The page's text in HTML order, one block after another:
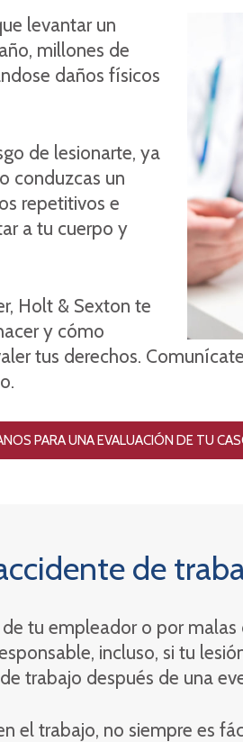
levantar un
millones de
daños físicos
de lesionarte, ya
conduzcas un
repetitivos e
a tu cuerpo y
Holt & Sexton te
y cómo
tus derechos.
PARA UNA EVALUACIÓN DE TU
de
tu empleador o por
incluso, si tu
trabajo después de una
el trabajo, no siempre es